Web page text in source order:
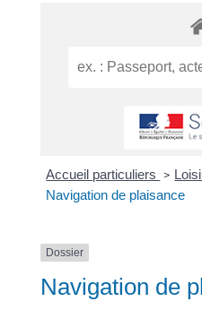
Accueil particuliers >
Navigation de plaisance
Dossier
Navigation de